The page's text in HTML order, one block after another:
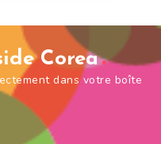
Corea
dans votre boîte